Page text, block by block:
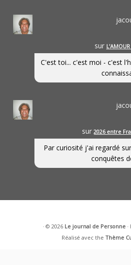
sur
C'est toi... c'est moi - c'est
sur2026 entre
Par curiosité j'ai regardé
conquêtes
· © 2026 Le journal de Personne·
Réalisé avec theThème